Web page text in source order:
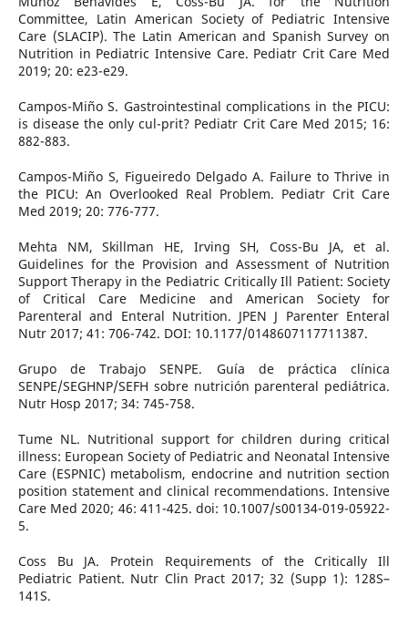
Committee, Latin American Society of Pediatric Intensive
Care (SLACIP). The Latin American and Spanish Survey on
Nutrition in Pediatric Intensive Care. Pediatr Crit Care Med
2019; 20: e23-e29.
Campos-Miño S. Gastrointestinal complications in the PICU:
is disease the only cul-prit? Pediatr Crit Care Med 2015; 16:
882-883.
Campos-Miño S, Figueiredo Delgado A. Failure to Thrive in
the PICU: An Overlooked Real Problem. Pediatr Crit Care
Med 2019; 20: 776-777.
Mehta NM, Skillman HE, Irving SH, Coss-Bu JA, et al.
Guidelines for the Provision and Assessment of Nutrition
Support Therapy in the Pediatric Critically Ill Patient: Society
of Critical Care Medicine and American Society for
Parenteral and Enteral Nutrition. JPEN J Parenter Enteral
Nutr 2017; 41: 706-742. DOI: 10.1177/0148607117711387.
Grupo de Trabajo SENPE. Guía de práctica clínica
SENPE/SEGHNP/SEFH sobre nutrición parenteral pediátrica.
Nutr Hosp 2017; 34: 745-758.
Tume NL. Nutritional support for children during critical
illness: European Society of Pediatric and Neonatal Intensive
Care (ESPNIC) metabolism, endocrine and nutrition section
position statement and clinical recommendations. Intensive
Care Med 2020; 46: 411-425. doi: 10.1007/s00134-019-05922-
5.
Coss Bu JA. Protein Requirements of the Critically Ill
Pediatric Patient. Nutr Clin Pract 2017; 32 (Supp 1): 128S–
141S.